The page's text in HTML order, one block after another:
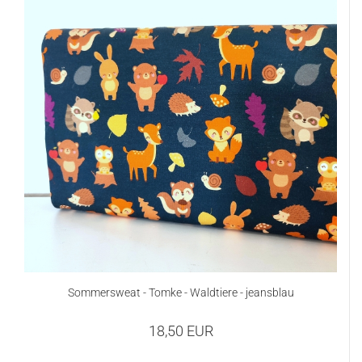
Sommersweat - Tomke - Waldtiere - jeansblau
18,50 EUR